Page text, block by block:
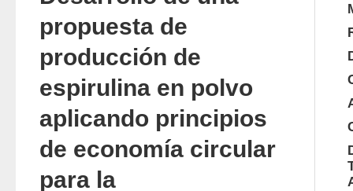
propuesta de
producción de
espirulina en polvo
aplicando principios
de economía circular
para la